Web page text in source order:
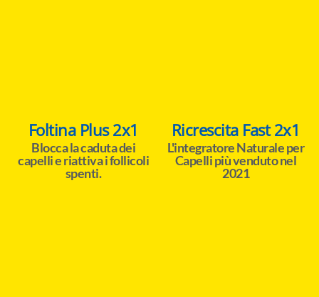
Foltina Plus 2x1
Blocca la caduta dei
capelli e riattiva i follicoli
spenti.
Ricrescita Fast 2x1
L'integratore Naturale per
Capelli più venduto nel
2021